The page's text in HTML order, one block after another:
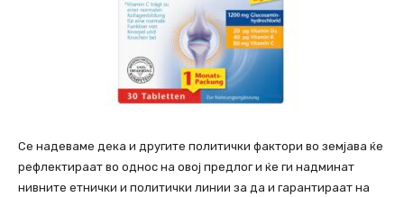
Се надеваме дека и другите политички фактори во земјава ќе
рефлектираат во однос на овој предлог и ќе ги надминат
нивните етнички и политички линии за да и гарантираат на